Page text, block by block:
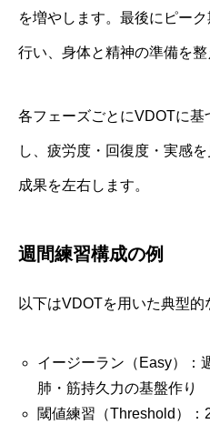
を増やします。最後にピー
行い、身体と精神の準備を整
各フェーズごとにVDOTに
し、疲労度・回復度・実感
成果を左右します。
週間練習構成の例
以下はVDOTを用いた典型的
イージーラン（Easy）：
肺・筋持久力の基盤作り
閾値練習（Threshold）